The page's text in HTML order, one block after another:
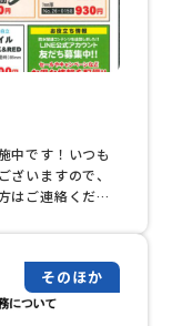
中です！いつも
いますので、
はご連絡くださ
そのほか